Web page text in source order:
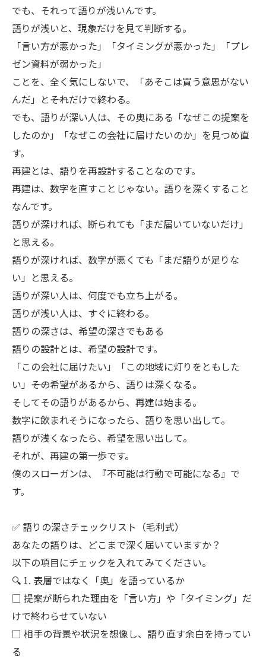
でも、それって語りが浅いんです。
語りが浅いと、現象だけを見て判断する。
「言い方が悪かった」「タイミングが悪かった」「プレ
ゼン資料が弱かった」
ことを、全く気にしないで、「あそこは買う意思がない
んだ」と――それだけで終わる。
でも、語りが深い人は、その奥にある「なぜこの提案を
したのか」「なぜこの会社に届けたいのか」を見つめ直
す。
再建とは、語りを再設計することなのです。
再建は、数字を直すことじゃない。語りを深くすること
なんです。
語りが深ければ、断られても「まだ届いていないだけ」
と思える。
語りが深ければ、数字が悪くても「まだ語りが足りな
い」と思える。
語りが深い人は、何度でも立ち上がる。
語りが浅い人は、すぐに終わる。
語りの深さは、希望の深さでもある
語りの設計とは、希望の設計です。
「この会社に届けたい」「この地域に灯りをともした
い」――その希望があるから、語りは深くなる。
そしてその語りがあるから、再建は始まる。
数字に飲まれそうになったら、語りを思い出して。
語りが浅くなったら、希望を思い出して。
それが、再建の第一歩です。
僕のスローガンは、『不可能は行動で可能になる』で
す。
✅ 語りの深さチェックリスト（毛利式）
あなたの語りは、どこまで深く届いていますか？
以下の項目にチェックを入れてみてください。
🔍 1. 表層ではなく「奥」を語っているか
□ 提案が断られた理由を「言い方」や「タイミング」だ
けで終わらせていない
□ 相手の背景や状況を想像し、語り直す余白を持ってい
る